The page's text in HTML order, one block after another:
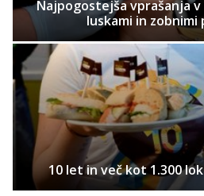
Najpogostejša vprašanja v
luskami in zobnimi
10 let in več kot 1.300